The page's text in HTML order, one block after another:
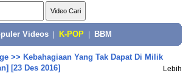
Videos K-POP BBM
>> Kebahagiaan Yang Tak Dapat Di Milik
[23 Des 2016]
Lebih